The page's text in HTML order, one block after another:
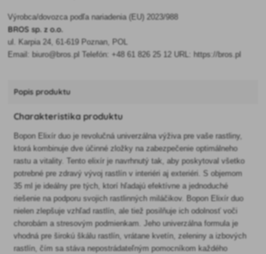
Výrobca/dovozca podľa nariadenia (EU) 2023/988
BROS sp. z o.o.
ul. Karpia 24, 61-619 Poznan, POL
Email: biuro@bros.pl Telefón: +48 61 826 25 12 URL: https://bros.pl
Popis produktu
Charakteristika produktu
Bopon Elixír duo je revolučná univerzálna výživa pre vaše rastliny,
ktorá kombinuje dve účinné zložky na zabezpečenie optimálneho
rastu a vitality. Tento elixír je navrhnutý tak, aby poskytoval všetko
potrebné pre zdravý vývoj rastlín v interiéri aj exteriéri. S objemom
35 ml je ideálny pre tých, ktorí hľadajú efektívne a jednoduché
riešenie na podporu svojich rastlinných miláčikov. Bopon Elixír duo
nielen zlepšuje vzhľad rastlín, ale tiež posilňuje ich odolnosť voči
chorobám a stresovým podmienkam. Jeho univerzálna formula je
vhodná pre širokú škálu rastlín, vrátane kvetín, zeleniny a izbových
rastlín, čím sa stáva nepostrádateľným pomocníkom každého